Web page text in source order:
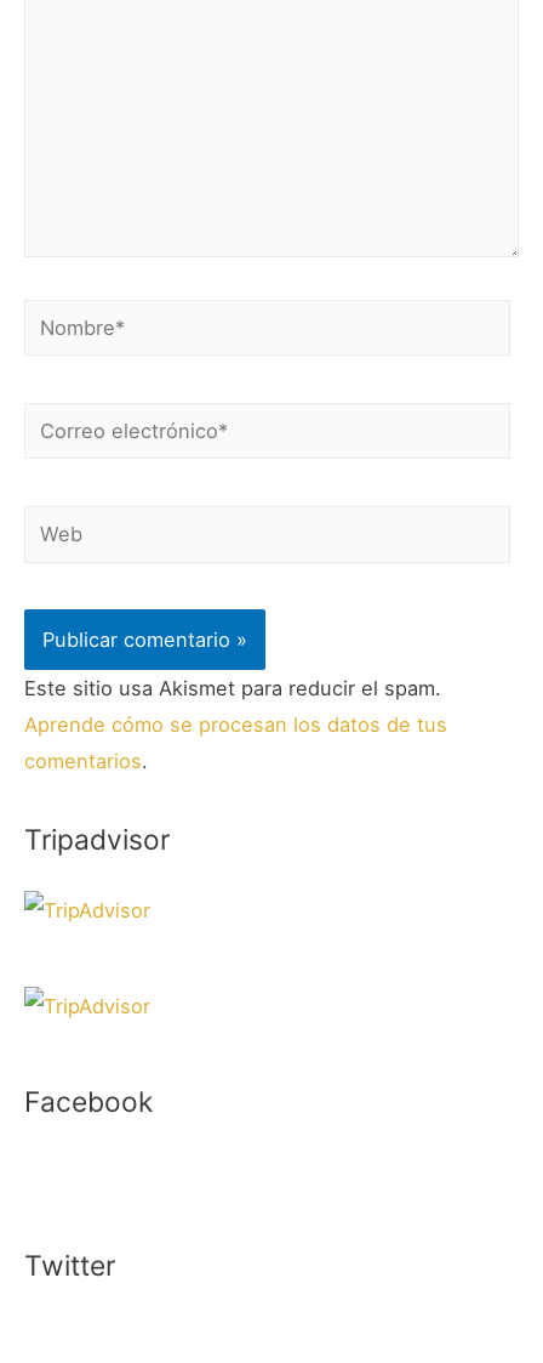
Este sitio usa Akismet para reducir el spam.
Aprende cómo se procesan los datos de tus
comentarios.
Tripadvisor
Facebook
Twitter